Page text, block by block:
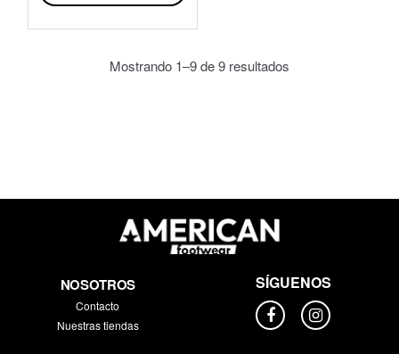
Mostrando 1–9 de 9 resultados
NOSOTROS
Contacto
Nuestras tiendas
SÍGUENOS